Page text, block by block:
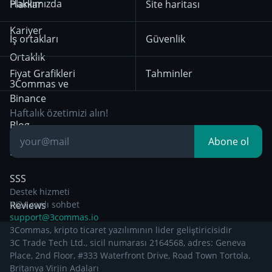
HTX
Bybit
BNB
Trading
Position Trading
Day Trading
Breakout Trading
itibaren geçerli olan
Kullanım Koşulları
29 Aralık 2024’ten
itibaren geçerli olan
Gizlilik Bildirimi
Other Legal
Documentation
Hakkımızda
Kariyer
Ortaklık
3Commas ve
Binance
Blog
Bilgiye dayalı
SSS
Reviews
Planlar
İş ortakları
Fiyat Grafikleri
Site haritası
Güvenlik
Tahminler
Haftalık özetimizi alın!
Abone ol
Destek hizmeti
7/24 canlı sohbet
support@3commas.io
3Commas, kripto ticaret yazılımının lider geliştiricisidir
3C Trade Tech Ltd., sicil numarası 2164568, adres: Geneva
Place, 2nd Floor, #333 Waterfront Drive, Road Town Tortola,
Britanya Virjin Adaları